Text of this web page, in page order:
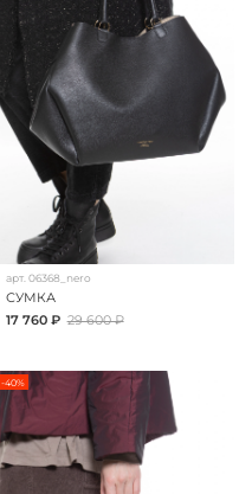
арт. 06368_nero
СУМКА
17 760 ₽ 29 600 ₽
-40%